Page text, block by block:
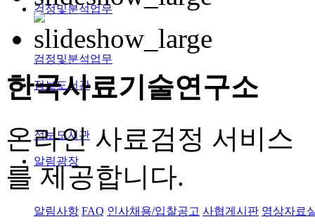
검정및분석업무
검정및분석업무
정보도서관
정보도서관
알림광장
알림사항 FAQ 인사채용/입찰공고 사협게시판 영상자료
한국사료기술연구소
온라인 사료검정 서비스
를 제공합니다.